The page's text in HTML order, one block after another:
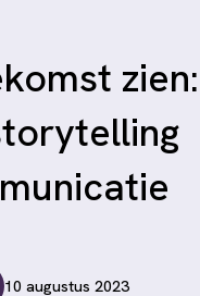
zien:
10 augustus 2023